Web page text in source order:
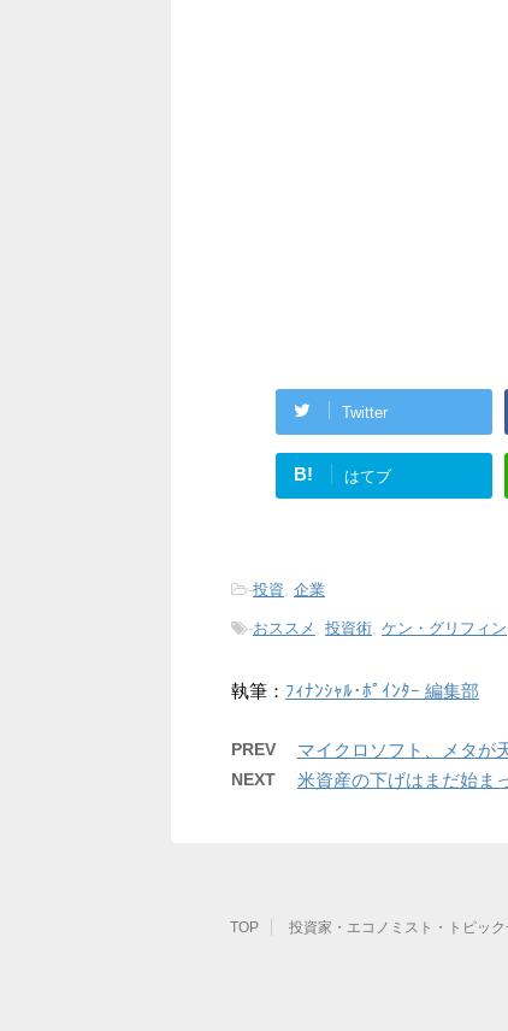
Twitter
B! はてブ
-投資, 企業
-おススメ , 投資術, ケン・グリフィン
執筆： ﾌｨﾅﾝｼｬﾙ･ﾎﾟｲﾝﾀｰ 編集部
PREV マイクロソフト、メタが
NEXT 米資産の下げはまだ始ま
TOP 投資家・エコノミスト・トピック